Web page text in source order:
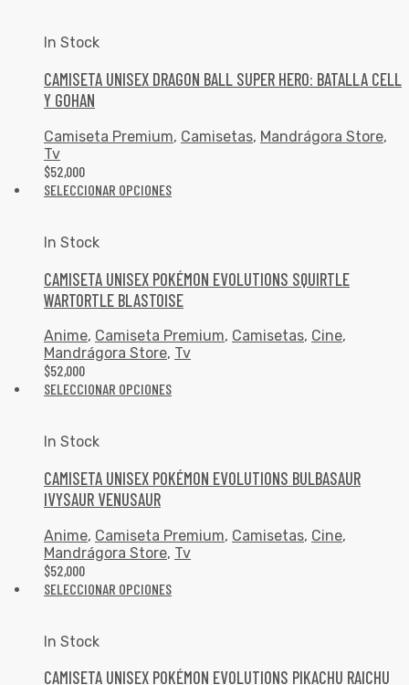
In Stock
CAMISETA UNISEX DRAGON BALL SUPER HERO: BATALLA CELL
Y GOHAN
Camiseta Premium, Camisetas, Mandrágora Store,
Tv
$52,000
SELECCIONAR OPCIONES
In Stock
CAMISETA UNISEX POKÉMON EVOLUTIONS SQUIRTLE
WARTORTLE BLASTOISE
Anime, Camiseta Premium, Camisetas, Cine,
Mandrágora Store, Tv
$52,000
SELECCIONAR OPCIONES
In Stock
CAMISETA UNISEX POKÉMON EVOLUTIONS BULBASAUR
IVYSAUR VENUSAUR
Anime, Camiseta Premium, Camisetas, Cine,
Mandrágora Store, Tv
$52,000
SELECCIONAR OPCIONES
In Stock
CAMISETA UNISEX POKÉMON EVOLUTIONS PIKACHU RAICHU